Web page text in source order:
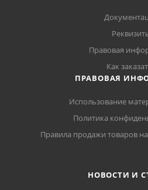
Правовая
Как
ПРАВОВАЯ
Использование
Политика
Правила продажи товаров
НОВОСТИ И